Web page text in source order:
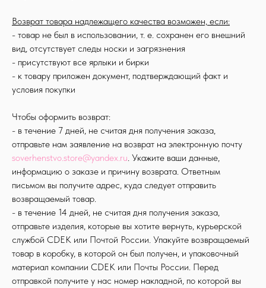
Возврат товара надлежащего качества возможен, если:
- товар не был в использовании, т. е. сохранен его внешний
вид, отсутствует следы носки и загрязнения
- присутствуют все ярлыки и бирки
- к товару приложен документ, подтверждающий факт и
условия покупки
Чтобы оформить возврат:
- в течение 7 дней, не считая дня получения заказа,
отправьте нам заявление на возврат на электронную почту
soverhenstvo.store@yandex.ru. Укажите ваши данные,
информацию о заказе и причину возврата. Ответным
письмом вы получите адрес, куда следует отправить
возвращаемый товар.
- в течение 14 дней, не считая дня получения заказа,
отправьте изделия, которые вы хотите вернуть, курьерской
службой CDEK или Почтой России. Упакуйте возвращаемый
товар в коробку, в которой он был получен, и упаковочный
материал компании CDEK или Почты России. Перед
отправкой получите у нас номер накладной, по которой вы